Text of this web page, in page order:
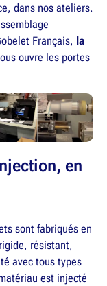
dans nos ateliers.
Français, la
ouvre les portes
en
sont fabriqués en
résistant,
avec tous types
est injecté